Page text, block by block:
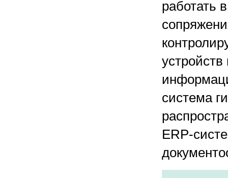
работать
система
ERP-